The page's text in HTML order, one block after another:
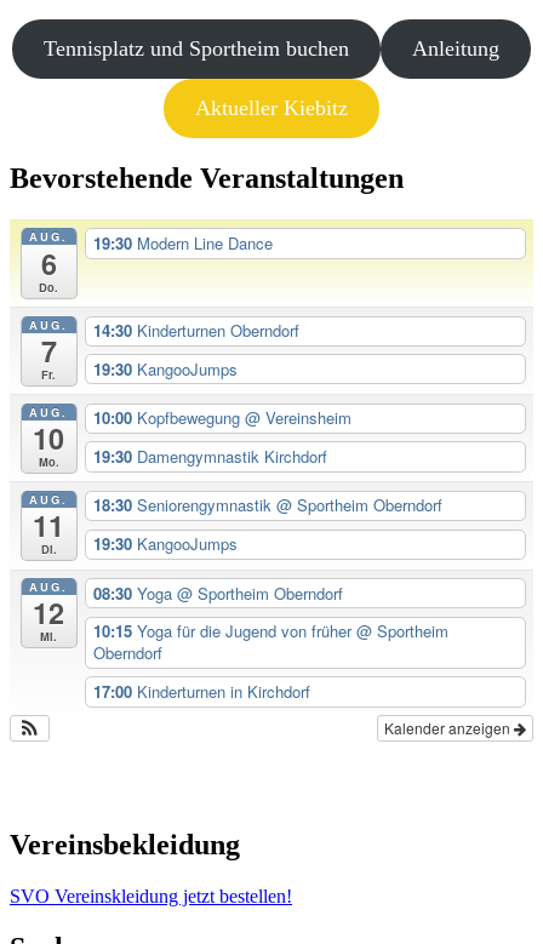
Tennisplatz und Sportheim buchen Anleitung
Aktueller Kiebitz
Bevorstehende Veranstaltungen
AUG.
6
Do.
19:30 Modern Line Dance
AUG.
7
Fr.
14:30 Kinderturnen Oberndorf
19:30 KangooJumps
AUG.
10
Mo.
10:00 Kopfbewegung @ Vereinsheim
19:30 Damengymnastik Kirchdorf
AUG.
11
Di.
18:30 Seniorengymnastik @ Sportheim Oberndorf
19:30 KangooJumps
AUG.
12
Mi.
08:30 Yoga @ Sportheim Oberndorf
10:15 Yoga für die Jugend von früher@ Sportheim
Oberndorf
17:00 Kinderturnen in Kirchdorf
Kalender anzeigen
Vereinsbekleidung
SVO Vereinskleidung jetzt bestellen!